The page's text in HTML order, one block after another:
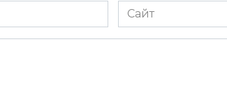
Сайт